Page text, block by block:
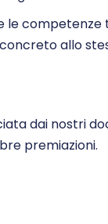
le
allo
dai nostri
premiazioni.